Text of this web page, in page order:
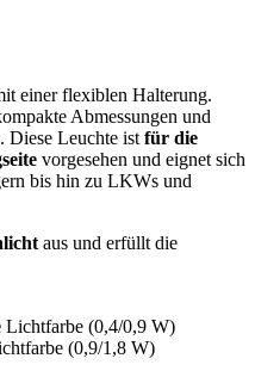
einer flexiblen Halterung.
Abmessungen und
Diese Leuchte ist für die
vorgesehen und eignet sich
bis hin zu LKWs und
aus und erfüllt die
Lichtfarbe (0,4/0,9 W)
(0,9/1,8 W)